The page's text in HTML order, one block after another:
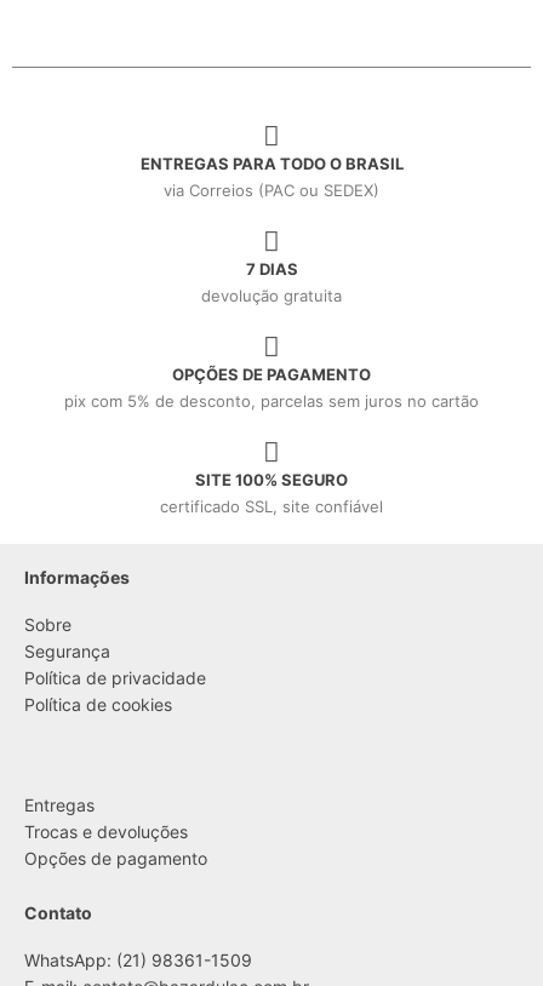
ENTREGAS PARA TODO O BRASIL
via Correios (PAC ou SEDEX)
7 DIAS
devolução gratuita
OPÇÕES DE PAGAMENTO
pix com 5% de desconto, parcelas sem juros no cartão
SITE 100% SEGURO
certificado SSL, site confiável
Informações
Sobre
Segurança
Política de privacidade
Política de cookies
Entregas
Trocas e devoluções
Opções de pagamento
Contato
WhatsApp: (21) 98361-1509